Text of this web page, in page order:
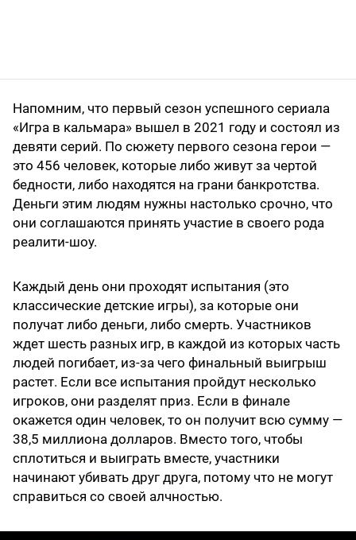
Напомним, что первый сезон успешного сериала
«Игра в кальмара» вышел в 2021 году и состоял из
девяти серий. По сюжету первого сезона герои —
это 456 человек, которые либо живут за чертой
бедности, либо находятся на грани банкротства.
Деньги этим людям нужны настолько срочно, что
они соглашаются принять участие в своего рода
реалити-шоу.
Каждый день они проходят испытания (это
классические детские игры), за которые они
получат либо деньги, либо смерть. Участников
ждет шесть разных игр, в каждой из которых часть
людей погибает, из-за чего финальный выигрыш
растет. Если все испытания пройдут несколько
игроков, они разделят приз. Если в финале
окажется один человек, то он получит всю сумму —
38,5 миллиона долларов. Вместо того, чтобы
сплотиться и выиграть вместе, участники
начинают убивать друг друга, потому что не могут
справиться со своей алчностью.